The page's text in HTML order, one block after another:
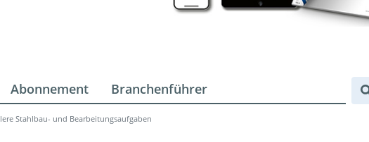
Abonnement Branchenführer
Stahlbau- und Bearbeitungsaufgaben